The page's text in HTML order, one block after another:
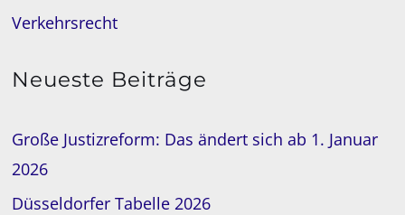
Verkehrsrecht
Neueste Beiträge
Große Justizreform: Das ändert sich ab 1. Januar
2026
Düsseldorfer Tabelle 2026